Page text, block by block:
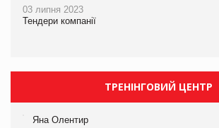
03 липня 2023
Тендери компанії
ТРЕНІНГОВИЙ ЦЕНТР
Яна Олентир